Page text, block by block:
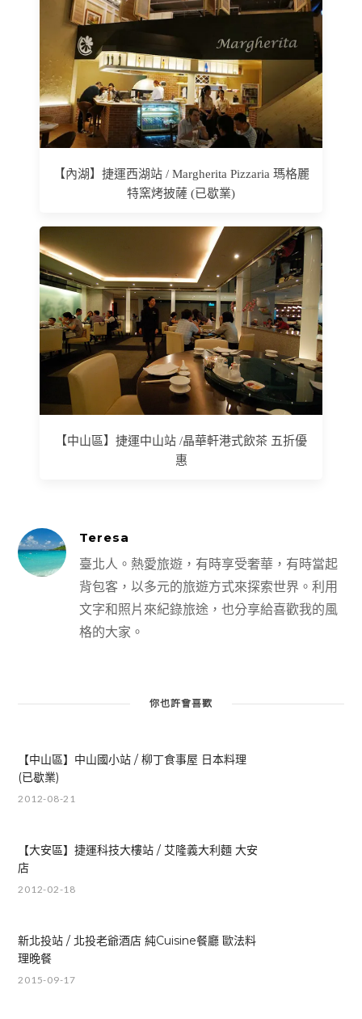
【內湖】捷運西湖站 / Margherita Pizzaria 瑪格麗
特窯烤披薩 (已歇業)
【中山區】捷運中山站 /晶華軒港式飲茶 五折優
惠
Teresa
臺北人。熱愛旅遊，有時享受奢華，有時當起
背包客，以多元的旅遊方式來探索世界。利用
文字和照片來紀錄旅途，也分享給喜歡我的風
格的大家。
你也許會喜歡
【中山區】中山國小站 / 柳丁食事屋 日本料理
(已歇業)
2012-08-21
【大安區】捷運科技大樓站 / 艾隆義大利麵 大安
店
2012-02-18
新北投站 / 北投老爺酒店 純Cuisine餐廳 歐法料
理晚餐
2015-09-17